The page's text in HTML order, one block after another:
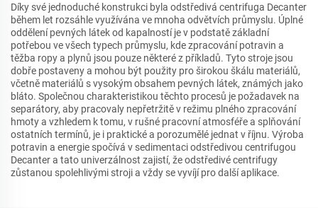
Díky své jednoduché konstrukci byla odstředivá centrifuga Decanter
během let rozsáhle využívána ve mnoha odvětvích průmyslu. Úplné
oddělení pevných látek od kapalností je v podstatě základní
potřebou ve všech typech průmyslu, kde zpracování potravin a
těžba ropy a plynů jsou pouze některé z příkladů. Tyto stroje jsou
dobře postaveny a mohou být použity pro širokou škálu materiálů,
včetně materiálů s vysokým obsahem pevných látek, známých jako
bláto. Společnou charakteristikou těchto procesů je požadavek na
separátory, aby pracovaly nepřetržitě v režimu plného zpracování
hmoty a vzhledem k tomu, v rušné pracovní atmosféře a splňování
ostatních termínů, je i praktické a porozumělé jednat v říjnu. Výroba
potravin a energie spočívá v sedimentaci odstředivou centrifugou
Decanter a tato univerzálnost zajistí, že odstředivé centrifugy
zůstanou spolehlivými stroji a vždy se vyvíjí pro další aplikace.